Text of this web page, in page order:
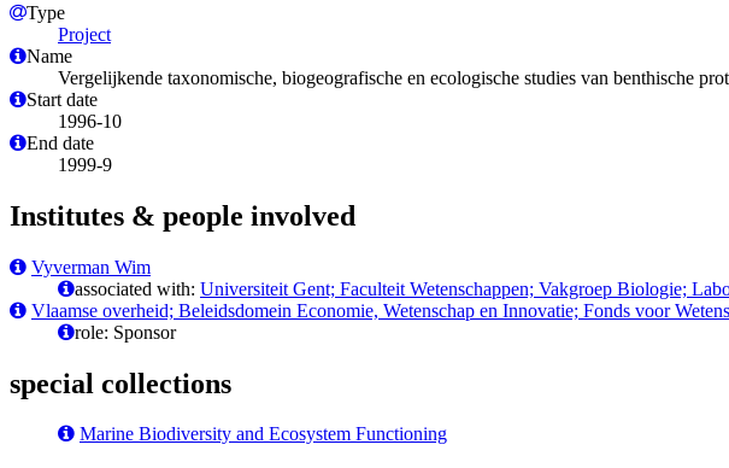
Type
Project
Name
Vergelijkende taxonomische, biogeografische en ecologische studies van benthische
Start date
1996-10
End date
1999-9
Institutes & people involved
Vyverman Wim
associated with: Universiteit Gent; Faculteit Wetenschappen; Vakgroep Biologie;
Vlaamse overheid; Beleidsdomein Economie, Wetenschap en Innovatie; Fonds voor
role: Sponsor
special collections
Marine Biodiversity and Ecosystem Functioning